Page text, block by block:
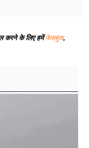
करने के लिए हमेंफेसबुक,